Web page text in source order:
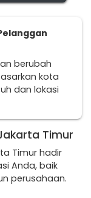
berubah
kota
dan lokasi
Timur
Timur hadir
Anda, baik
perusahaan.